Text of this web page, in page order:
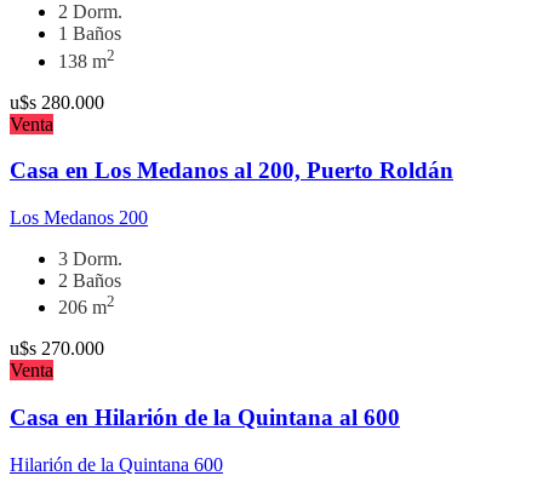
2 Dorm.
1 Baños
138 m2
u$s 280.000
Venta
Casa en Los Medanos al 200, Puerto Roldán
Los Medanos 200
3 Dorm.
2 Baños
206 m2
u$s 270.000
Venta
Casa en Hilarión de la Quintana al 600
Hilarión de la Quintana 600